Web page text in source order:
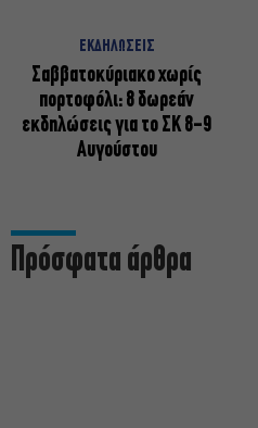
ΕΚΔΗΛΩΣΕΙΣ
Σαββατοκύριακο χωρίς
πορτοφόλι: 8 δωρεάν
εκδηλώσεις για το ΣΚ 8-9
Αυγούστου
Πρόσφατα άρθρα